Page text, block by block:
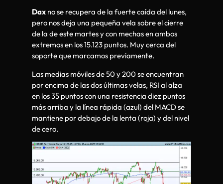
Dax no se recupera de la fuerte caída del lunes,
pero nos deja una pequeña vela sobre el cierre
de la de este martes y con mechas en ambos
extremos en los 15.123 puntos. Muy cerca del
soporte que marcamos previamente.
Las medias móviles de 50 y 200 se encuentran
por encima de las dos últimas velas, RSI al alza
en los 35 puntos con una resistencia diez puntos
más arriba y la línea rápida (azul) del MACD se
mantiene por debajo de la lenta (roja) y del nivel
de cero.